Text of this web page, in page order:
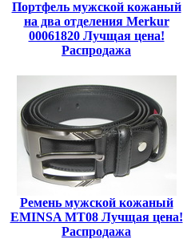
Портфель мужской кожаный
на два отделения Merkur
00061820 Лучщая цена!
Распродажа
Ремень мужской кожаный
EMINSA MT08 Лучщая цена!
Распродажа